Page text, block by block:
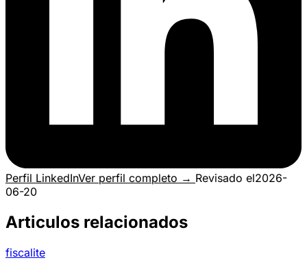
Perfil LinkedInVer perfil completo → Revisado el2026-
06-20
Articulos relacionados
fiscalite